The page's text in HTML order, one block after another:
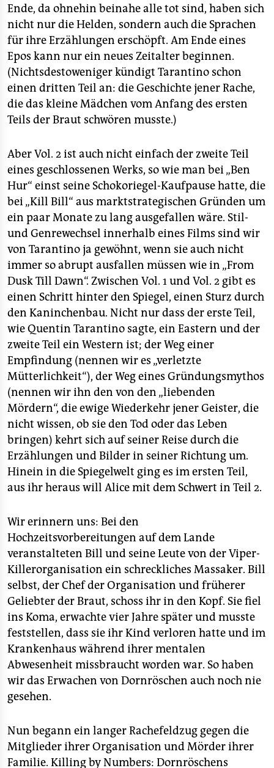
Ende, da ohnehin beinahe alle tot sind, haben sich
nicht nur die Helden, sondern auch die Sprachen
für ihre Erzählungen erschöpft. Am Ende eines
Epos kann nur ein neues Zeitalter beginnen.
(Nichtsdestoweniger kündigt Tarantino schon
einen dritten Teil an: die Geschichte jener Rache,
die das kleine Mädchen vom Anfang des ersten
Teils der Braut schwören musste.)
Aber Vol. 2 ist auch nicht einfach der zweite Teil
eines geschlossenen Werks, so wie man bei „Ben
Hur“ einst seine Schokoriegel-Kaufpause hatte, die
bei „Kill Bill“ aus marktstrategischen Gründen um
ein paar Monate zu lang ausgefallen wäre. Stil-
und Genrewechsel innerhalb eines Films sind wir
von Tarantino ja gewöhnt, wenn sie auch nicht
immer so abrupt ausfallen müssen wie in „From
Dusk Till Dawn“. Zwischen Vol. 1 und Vol. 2 gibt es
einen Schritt hinter den Spiegel, einen Sturz durch
den Kaninchenbau. Nicht nur dass der erste Teil,
wie Quentin Tarantino sagte, ein Eastern und der
zweite Teil ein Western ist; der Weg einer
Empfindung (nennen wir es „verletzte
Mütterlichkeit“), der Weg eines Gründungsmythos
(nennen wir ihn den von den „liebenden
Mördern“, die ewige Wiederkehr jener Geister, die
nicht wissen, ob sie den Tod oder das Leben
bringen) kehrt sich auf seiner Reise durch die
Erzählungen und Bilder in seiner Richtung um.
Hinein in die Spiegelwelt ging es im ersten Teil,
aus ihr heraus will Alice mit dem Schwert in Teil 2.
Wir erinnern uns: Bei den
Hochzeitsvorbereitungen auf dem Lande
veranstalteten Bill und seine Leute von der Viper-
Killerorganisation ein schreckliches Massaker. Bill
selbst, der Chef der Organisation und früherer
Geliebter der Braut, schoss ihr in den Kopf. Sie fiel
ins Koma, erwachte vier Jahre später und musste
feststellen, dass sie ihr Kind verloren hatte und im
Krankenhaus während ihrer mentalen
Abwesenheit missbraucht worden war. So haben
wir das Erwachen von Dornröschen auch noch nie
gesehen.
Nun begann ein langer Rachefeldzug gegen die
Mitglieder ihrer Organisation und Mörder ihrer
Familie. Killing by Numbers: Dornröschens